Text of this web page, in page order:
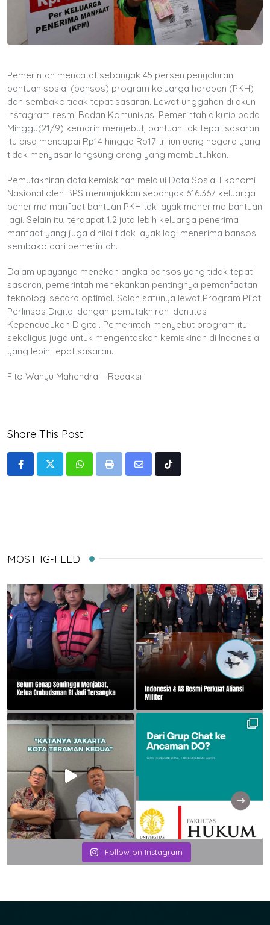
Pemerintah mencatat sebanyak 45 persen penyaluran
bantuan sosial (bansos) program keluarga harapan (PKH)
dan sembako tidak tepat sasaran. Lewat unggahan di akun
Instagram resmi Badan Komunikasi Pemerintah dikutip pada
Minggu(21/9) kemarin menyebut, bantuan tak tepat sasaran
itu bisa mencapai Rp14 hingga Rp17 triliun uang negara yang
tidak menyasar langsung orang yang membutuhkan.
Pemutakhiran data kemiskinan melalui Data Sosial Ekonomi
Nasional oleh BPS menunjukkan sebanyak 616.367 keluarga
penerima manfaat bantuan PKH tak layak menerima bantuan
lagi. Selain itu, terdapat 1,2 juta lebih keluarga penerima
manfaat yang juga dinilai tidak layak lagi menerima bansos
sembako dari pemerintah.
Dalam upayanya menekan angka bansos yang tidak tepat
sasaran, pemerintah menekankan pentingnya pemanfaatan
teknologi secara optimal. Salah satunya lewat Program Pilot
Perlinsos Digital dengan pemutakhiran Identitas
Kependudukan Digital. Pemerintah menyebut program itu
sekaligus juga untuk mengentaskan kemiskinan di Indonesia
yang lebih tepat sasaran.
Fito Wahyu Mahendra – Redaksi
Share This Post:
WhatsappPrint
Share
Tiktok
MOST IG-FEED
Follow on Instagram